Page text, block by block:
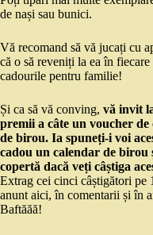
de nași sau bunici.
Vă recomand să vă jucați cu
că o să reveniți la ea în
cadourile pentru familie!
Și ca să vă conving, vă invit
premii a câte un voucher
de birou. Ia spuneți-i voi
cadou un calendar de birou
copertă dacă veți câștiga
Extrag cei cinci câștigători pe
anunt aici, în comentarii și în
Baftăăă!